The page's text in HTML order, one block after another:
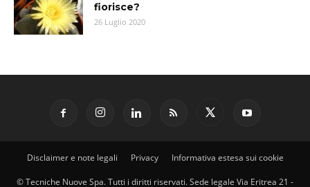
fiorisce?
26 Luglio 2020
Disclaimer e note legali Privacy Informativa estesa sui cookie
© Tecniche Nuove Spa. Tutti i diritti riservati. Sede legale Via Eritrea 21 -